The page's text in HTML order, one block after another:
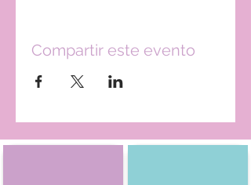
Compartir este evento